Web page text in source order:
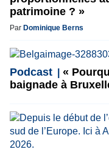
patrimoine ? »
Par Dominique Berns
Podcast
«
baignade à